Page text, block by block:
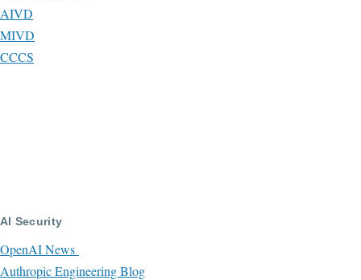
AIVD
MIVD
CCCS
AI Security
OpenAI News
Authropic Engineering Blog